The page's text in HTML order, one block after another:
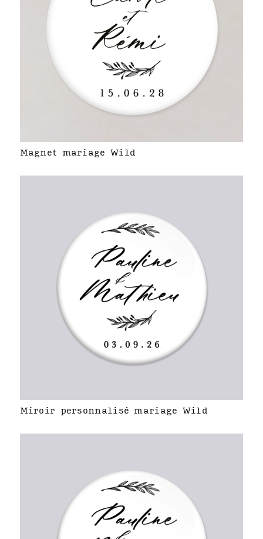
Magnet mariage Wild
Miroir personnalisé mariage Wild